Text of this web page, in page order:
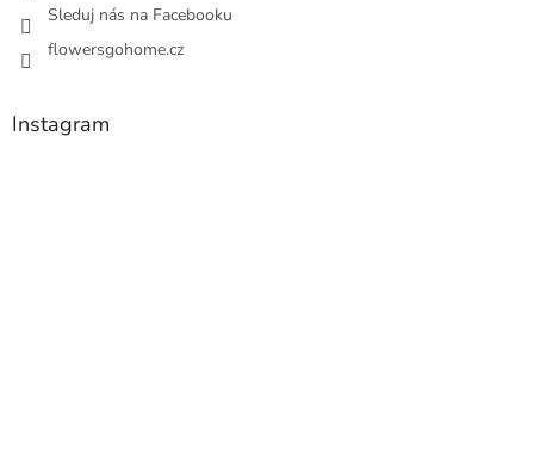
Sleduj nás na Facebooku
flowersgohome.cz
Instagram